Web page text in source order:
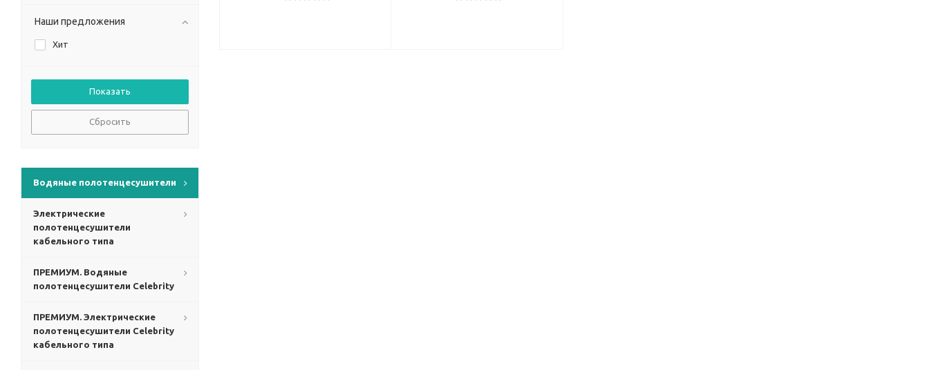
Наши предложения
Хит
Сбросить
Водяные полотенцесушители
Электрические
полотенцесушители
кабельного типа
ПРЕМИУМ. Водяные
полотенцесушители Celebrity
ПРЕМИУМ. Электрические
полотенцесушители Celebrity
кабельного типа